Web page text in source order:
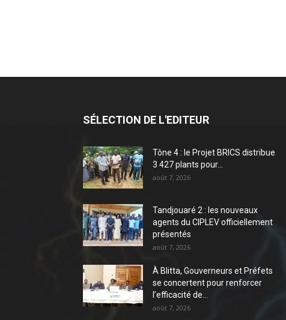
SÉLECTION DE L'EDITEUR
Tône 4 : le Projet BRICS distribue
3 427 plants pour...
août 7, 2026
Tandjouaré 2 : les nouveaux
agents du CIPLEV officiellement
présentés
août 7, 2026
À Blitta, Gouverneurs et Préfets
se concertent pour renforcer
l’efficacité de...
août 7, 2026